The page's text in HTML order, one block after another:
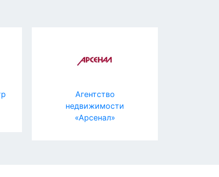
Агентство
недвижимости
«Арсенал»